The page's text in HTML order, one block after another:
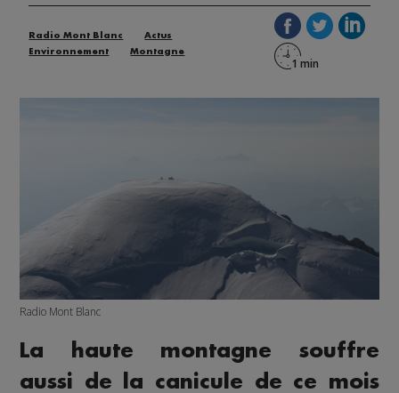
Radio Mont Blanc
Actus
Environnement
Montagne
Radio Mont Blanc
La haute montagne souffre
aussi de la canicule de ce mois